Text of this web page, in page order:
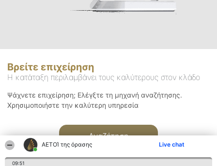
ΑΕΤΟΊ της όρασης Live chat
09:51
Βρείτε επιχείρηση
Η κατάταξη περιλαμβάνει τους καλύτερους στον κλάδο
Ψάχνετε επιχείρηση; Ελέγξτε τη μηχανή αναζήτησης.
Χρησιμοποιήστε την καλύτερη υπηρεσία
Αναζήτηση